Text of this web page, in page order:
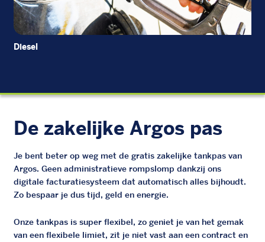
Diesel
De zakelijke Argos pas
Je bent beter op weg met de gratis zakelijke tankpas van
Argos. Geen administratieve rompslomp dankzij ons
digitale facturatiesysteem dat automatisch alles bijhoudt.
Zo bespaar je dus tijd, geld en energie.
Onze tankpas is super flexibel, zo geniet je van het gemak
van een flexibele limiet, zit je niet vast aan een contract en